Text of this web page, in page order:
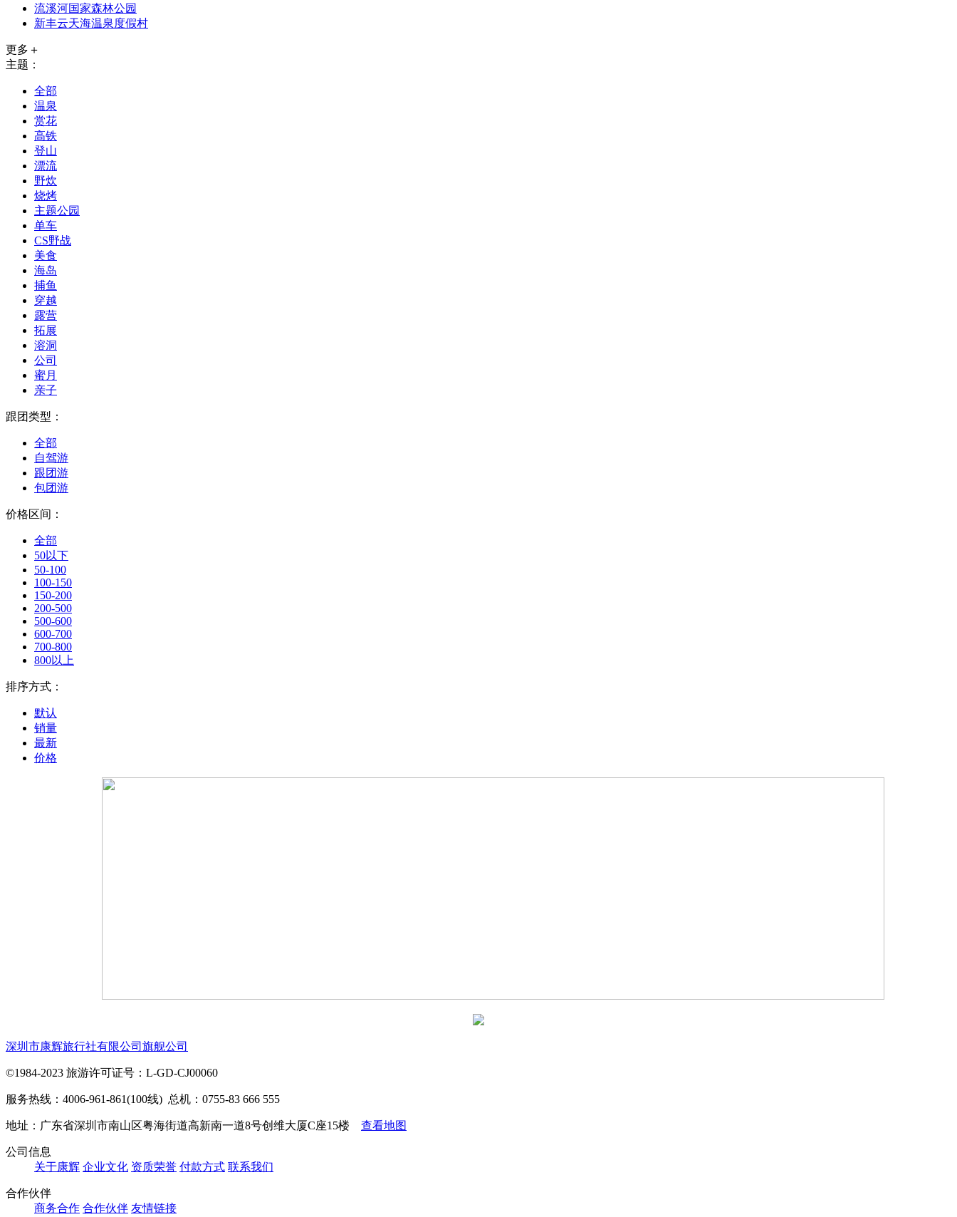
流溪河国家森林公园
新丰云天海温泉度假村
更多＋
主题：
全部
温泉
赏花
高铁
登山
漂流
野炊
烧烤
主题公园
单车
CS野战
美食
海岛
捕鱼
穿越
露营
拓展
溶洞
公司
蜜月
亲子
跟团类型：
全部
自驾游
跟团游
包团游
价格区间：
全部
50以下
50-100
100-150
150-200
200-500
500-600
600-700
700-800
800以上
排序方式：
默认
销量
最新
价格
深圳市康辉旅行社有限公司旗舰公司
©1984-2023 旅游许可证号：L-GD-CJ00060
服务热线：4006-961-861(100线) 总机：0755-83 666 555
地址：广东省深圳市南山区粤海街道高新南一道8号创维大厦C座15楼 查看地图
公司信息
关于康辉 企业文化 资质荣誉 付款方式 联系我们
合作伙伴
商务合作 合作伙伴 友情链接